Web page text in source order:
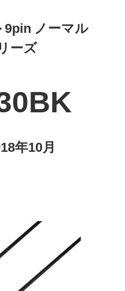
9pin ノーマル
ーズ
年10月